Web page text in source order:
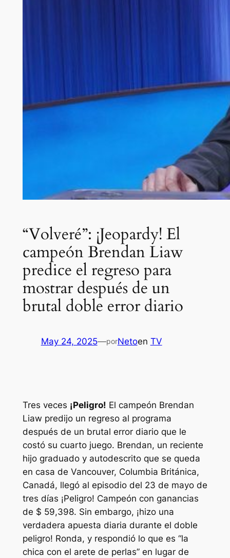
“Volveré”: ¡Jeopardy! El
campeón Brendan Liaw
predice el regreso para
mostrar después de un
brutal doble error diario
May 24, 2025—porNetoen TV
Tres veces ¡Peligro! El campeón Brendan
Liaw predijo un regreso al programa
después de un brutal error diario que le
costó su cuarto juego. Brendan, un reciente
hijo graduado y autodescrito que se queda
en casa de Vancouver, Columbia Británica,
Canadá, llegó al episodio del 23 de mayo de
tres días ¡Peligro! Campeón con ganancias
de $ 59,398. Sin embargo, ¡hizo una
verdadera apuesta diaria durante el doble
peligro! Ronda, y respondió lo que es “la
chica con el arete de perlas” en lugar de